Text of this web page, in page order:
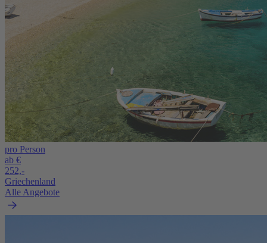
pro Person
ab €
252,-
Griechenland
Alle Angebote